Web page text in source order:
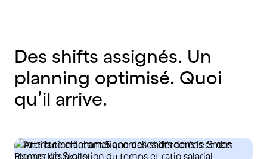
Des shifts assignés. Un
planning optimisé. Quoi
qu’il arrive.